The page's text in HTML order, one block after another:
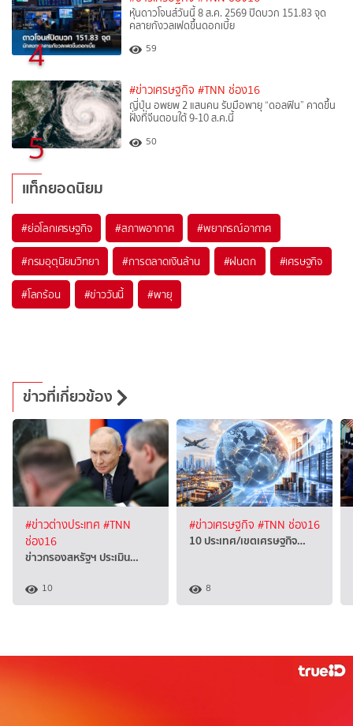
4
หุ้นดาวโจนส์วันนี้ 8 ส.ค. 2569 ปิดบวก 151.83 จุด
คลายกังวลเฟดขึ้นดอกเบี้ย
59
5
#ข่าวเศรษฐกิจ #TNN ช่อง16
ญี่ปุ่น อพยพ 2 แสนคน รับมือพายุ “ดอลฟิน” คาดขึ้น
ฝั่งที่จีนตอนใต้ 9-10 ส.ค.นี้
50
แท็กยอดนิยม
#ย่อโลกเศรษฐกิจ #สภาพอากาศ #พยากรณ์อากาศ
#กรมอุตุนิยมวิทยา #การตลาดเงินล้าน #ฝนตก #เศรษฐกิจ
#โลกร้อน #ข่าววันนี้ #พายุ
ข่าวที่เกี่ยวข้อง
#ข่าวต่างประเทศ #TNN
ช่อง16
ข่าวกรองสหรัฐฯ ประเมิน…
10
#ข่าวเศรษฐกิจ #TNN ช่อง16
10 ประเทศ/เขตเศรษฐกิจ…
8